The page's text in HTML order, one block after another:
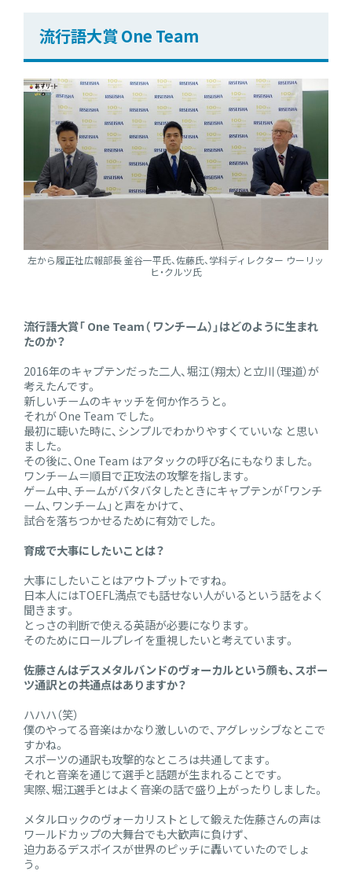
流行語大賞 One Team
左から履正社広報部長 釜谷一平氏、佐藤氏、学科ディレクター ウーリッ
ヒ・クルツ氏
流行語大賞「 One Team（ ワンチーム）」はどのように生まれ
たのか？
2016年のキャプテンだった二人、堀江（翔太）と立川（理道）が
考えたんです。
新しいチームのキャッチを何か作ろうと。
それが One Team でした。
最初に聴いた時に、シンプルでわかりやすくていいな と思い
ました。
その後に、One Team はアタックの呼び名にもなりました。
ワンチーム＝順目で正攻法の攻撃を指します。
ゲーム中、チームがバタバタしたときにキャプテンが「ワンチ
ーム、ワンチーム」と声をかけて、
試合を落ちつかせるために有効でした。
育成で大事にしたいことは？
大事にしたいことはアウトプットですね。
日本人にはTOEFL満点でも話せない人がいるという話をよく
聞きます。
とっさの判断で使える英語が必要になります。
そのためにロールプレイを重視したいと考えています。
佐藤さんはデスメタルバンドのヴォーカルという顔も、スポー
ツ通訳との共通点はありますか？
ハハハ（笑）
僕のやってる音楽はかなり激しいので、アグレッシブなとこで
すかね。
スポーツの通訳も攻撃的なところは共通してます。
それと音楽を通じて選手と話題が生まれることです。
実際、堀江選手とはよく音楽の話で盛り上がったりしました。
メタルロックのヴォーカリストとして鍛えた佐藤さんの声は
ワールドカップの大舞台でも大歓声に負けず、
迫力あるデスボイスが世界のピッチに轟いていたのでしょ
う。